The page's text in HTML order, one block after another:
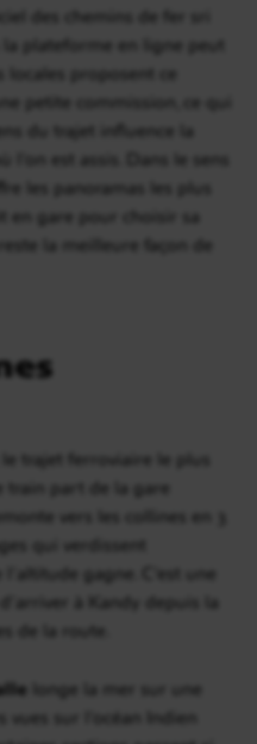
des chemins de fer sri
plateforme en ligne peut
locales proposent ce
petite commission, ce qui
du trajet influence la
est assis. Dans le sens
les panoramas les plus
en gare pour choisir sa
la meilleure façon de
trajet ferroviaire le plus
train part de la gare
vers les collines en 3
qui verdissent
gagne. C’est une
à Kandy depuis la
de la route.
longe la mer sur une
sur l’océan Indien